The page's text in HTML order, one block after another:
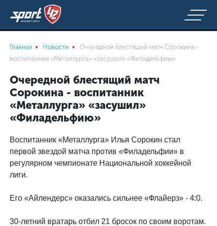
Главная Новости
Очередной блестящий матч Сорокина -
воспитанник «Металлурга» «засушил» «Филадельфию»
Очередной блестящий матч
Сорокина - воспитанник
«Металлурга» «засушил»
«Филадельфию»
Воспитанник «Металлурга» Илья Сорокин стал
первой звездой матча против «Филадельфии» в
регулярном чемпионате Национальной хоккейной
лиги.
Его «Айлендерс» оказались сильнее «Флайерз» - 4:0.
30-летний вратарь отбил 21 бросок по своим воротам.